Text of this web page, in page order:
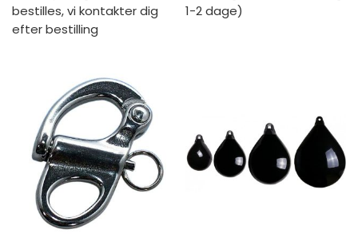
bestilles, vi kontakter dig
efter bestilling
1-2 dage)